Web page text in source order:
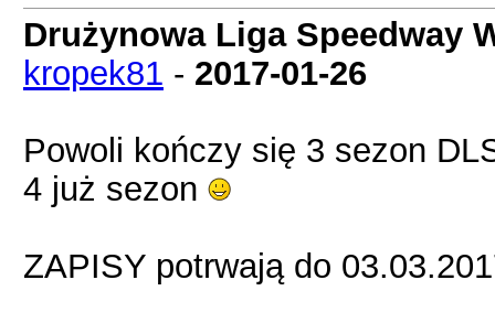
Drużynowa Liga Speedway
kropek81 - 2017-01-26
Powoli kończy się 3 sezon
4 już sezon
ZAPISY potrwają do